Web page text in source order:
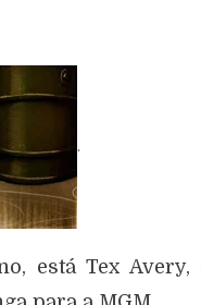
.
está Tex Avery,